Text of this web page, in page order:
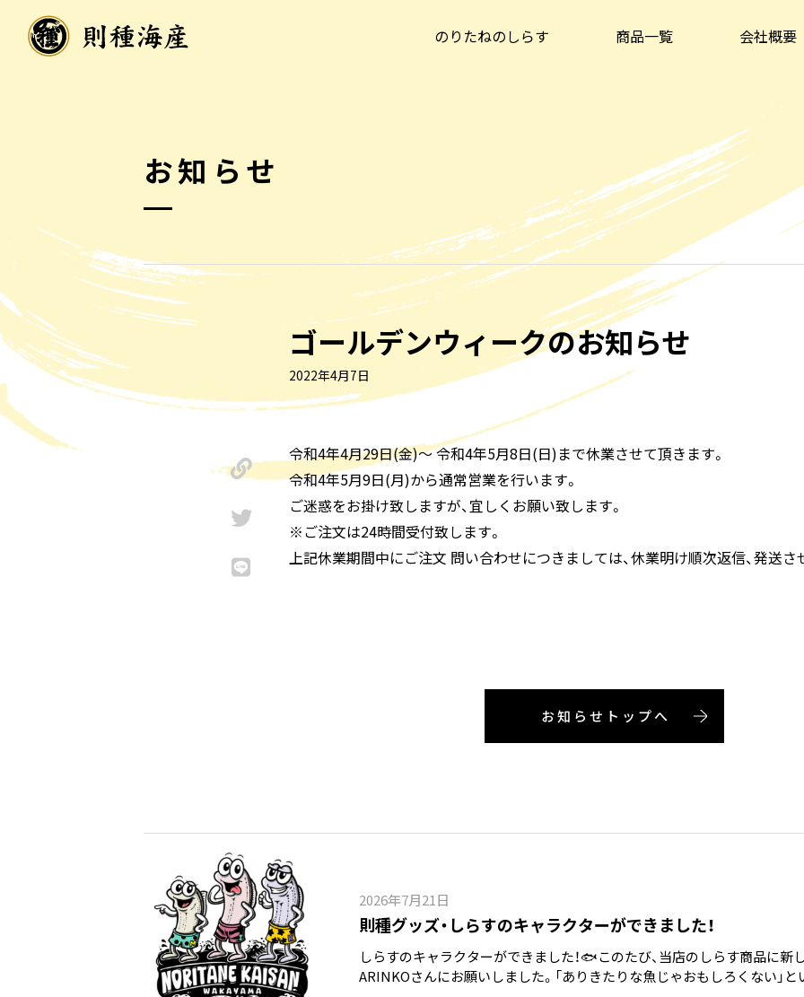
のりたねのしらす 商品一覧 会社概要
お知らせ
ゴールデンウィークのお知らせ
2022年4月7日
令和4年4月29日(金)～ 令和4年5月8日(日)まで休業させて頂きます。
令和4年5月9日(月)から通常営業を行います。
ご迷惑をお掛け致しますが、宜しくお願い致します。
※ご注文は24時間受付致します。
上記休業期間中にご注文 問い合わせにつきましては、休業明け順次返信、発送さ
お知らせトップへ
2026年7月21日
則種グッズ・しらすのキャラクターができました！
しらすのキャラクターができました！🐟このたび、当店のしらす商品に新
ARINKOさんにお願いしました。「ありきたりな魚じゃおもしろくない」